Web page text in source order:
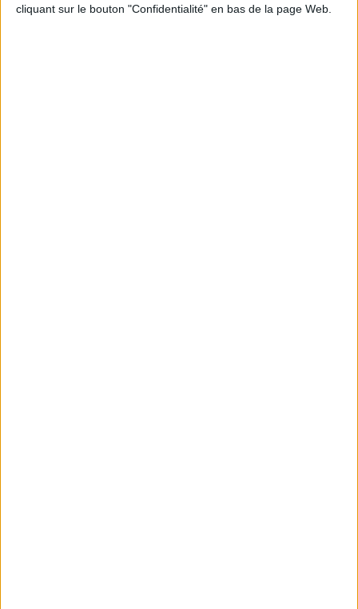
cliquant sur le bouton "Confidentialité" en bas de la page Web.